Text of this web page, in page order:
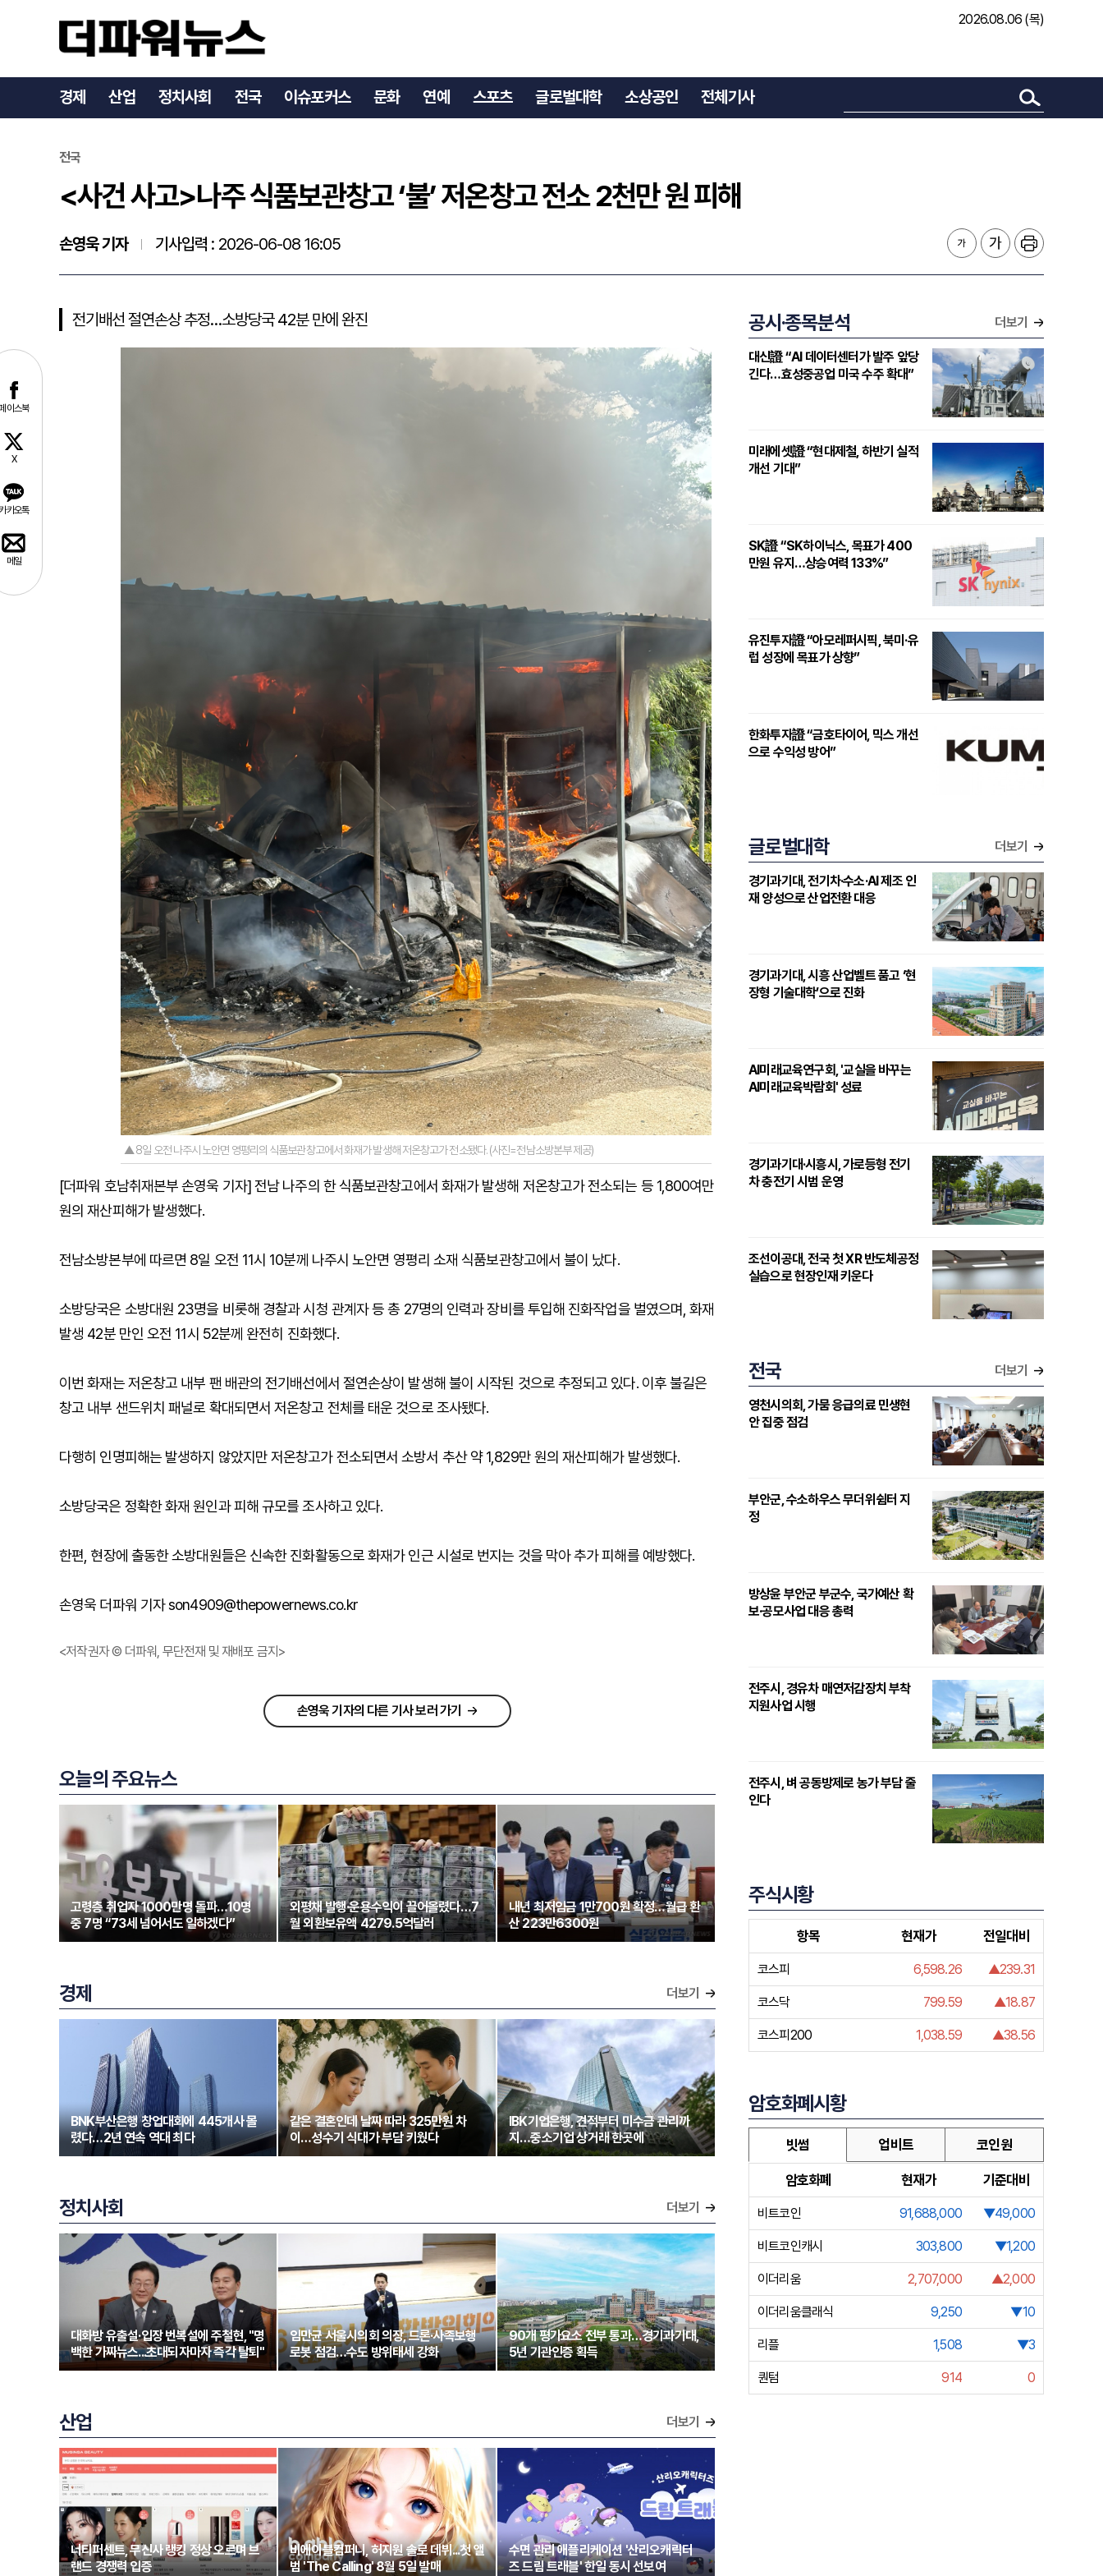
2026.08.06 (목)
경제 산업 정치사회 전국 이슈포커스 문화 연예 스포츠 글로벌대학 소상공인 전체기사
<사건 사고>나주 식품보관창고 ‘불’ 저온창고 전소 2천만 원 피해
이스북
X
카오톡
메일
전국
<사건 사고>나주 식품보관창고 ‘불’ 저온창고 전소 2천만 원 피해
손영욱 기자 기사입력 : 2026-06-08 16:05
전기배선 절연손상 추정…소방당국 42분 만에 완진
▲ 8일 오전 나주시 노안면 영평리의 식품보관창고에서 화재가 발생해 저온창고가 전소됐다. (사진=전남소방본부 제공)
[더파워 호남취재본부 손영욱 기자] 전남 나주의 한 식품보관창고에서 화재가 발생해 저온창고가 전소되는 등 1,800여만
원의 재산피해가 발생했다.
전남소방본부에 따르면 8일 오전 11시 10분께 나주시 노안면 영평리 소재 식품보관창고에서 불이 났다.
소방당국은 소방대원 23명을 비롯해 경찰과 시청 관계자 등 총 27명의 인력과 장비를 투입해 진화작업을 벌였으며, 화재
발생 42분 만인 오전 11시 52분께 완전히 진화했다.
이번 화재는 저온창고 내부 팬 배관의 전기배선에서 절연손상이 발생해 불이 시작된 것으로 추정되고 있다. 이후 불길은
창고 내부 샌드위치 패널로 확대되면서 저온창고 전체를 태운 것으로 조사됐다.
다행히 인명피해는 발생하지 않았지만 저온창고가 전소되면서 소방서 추산 약 1,829만 원의 재산피해가 발생했다.
소방당국은 정확한 화재 원인과 피해 규모를 조사하고 있다.
한편, 현장에 출동한 소방대원들은 신속한 진화활동으로 화재가 인근 시설로 번지는 것을 막아 추가 피해를 예방했다.
손영욱 더파워 기자 son4909@thepowernews.co.kr
<저작권자 © 더파워, 무단전재 및 재배포 금지>
손영욱 기자의 다른 기사 보러 가기
오늘의 주요뉴스
고령층 취업자 1000만명 돌파…10명
중 7명 “73세 넘어서도 일하겠다”
외평채 발행·운용수익이 끌어올렸다…7
월 외환보유액 4279.5억달러
내년 최저임금 1만700원 확정…월급 환
산 223만6300원
경제 더보기
BNK부산은행 창업대회에 445개사 몰
렸다…2년 연속 역대 최다
같은 결혼인데 날짜 따라 325만원 차
이…성수기 식대가 부담 키웠다
IBK기업은행, 견적부터 미수금 관리까
지…중소기업 상거래 한곳에
정치사회 더보기
대화방 유출설·입장 번복설에 주철현, "명
백한 가짜뉴스...초대되자마자 즉각 탈퇴"
임만균 서울시의회 의장, 드론·사족보행
로봇 점검…수도 방위태세 강화
90개 평가요소 전부 통과…경기과기대,
5년 기관인증 획득
산업 더보기
너티퍼센트, 무신사 랭킹 정상 오르며 브
랜드 경쟁력 입증
비에이블컴퍼니, 허지원 솔로 데뷔...첫 앨
범 'The Calling' 8월 5일 발매
수면 관리 애플리케이션 '산리오캐릭터
즈 드림 트래블' 한일 동시 선보여
공시·종목분석 더보기
대신證 “AI 데이터센터가 발주 앞당
긴다…효성중공업 미국 수주 확대”
미래에셋證 “현대제철, 하반기 실적
개선 기대”
SK證 “SK하이닉스, 목표가 400
만원 유지…상승여력 133%”
유진투자證 “아모레퍼시픽, 북미·유
럽 성장에 목표가 상향”
한화투자證 “금호타이어, 믹스 개선
으로 수익성 방어”
글로벌대학 더보기
경기과기대, 전기차·수소·AI 제조 인
재 양성으로 산업전환 대응
경기과기대, 시흥 산업벨트 품고 ‘현
장형 기술대학’으로 진화
AI미래교육연구회, '교실을 바꾸는
AI미래교육박람회' 성료
경기과기대·시흥시, 가로등형 전기
차 충전기 시범 운영
조선이공대, 전국 첫 XR 반도체공정
실습으로 현장인재 키운다
전국 더보기
영천시의회, 가뭄 응급의료 민생현
안 집중 점검
부안군, 수소하우스 무더위쉼터 지
정
방상윤 부안군 부군수, 국가예산 확
보·공모사업 대응 총력
전주시, 경유차 매연저감장치 부착
지원사업 시행
전주시, 벼 공동방제로 농가 부담 줄
인다
주식시황
항목 현재가 전일대비
코스피 6,598.26 ▲239.31
코스닥 799.59 ▲18.87
코스피200 1,038.59 ▲38.56
암호화폐시황
빗썸 업비트 코인원
암호화폐 현재가 기준대비
비트코인 91,688,000 ▼49,000
비트코인캐시 303,800 ▼1,200
이더리움 2,707,000 ▲2,000
이더리움클래식 9,250 ▼10
리플 1,508 ▼3
퀀텀 914 0